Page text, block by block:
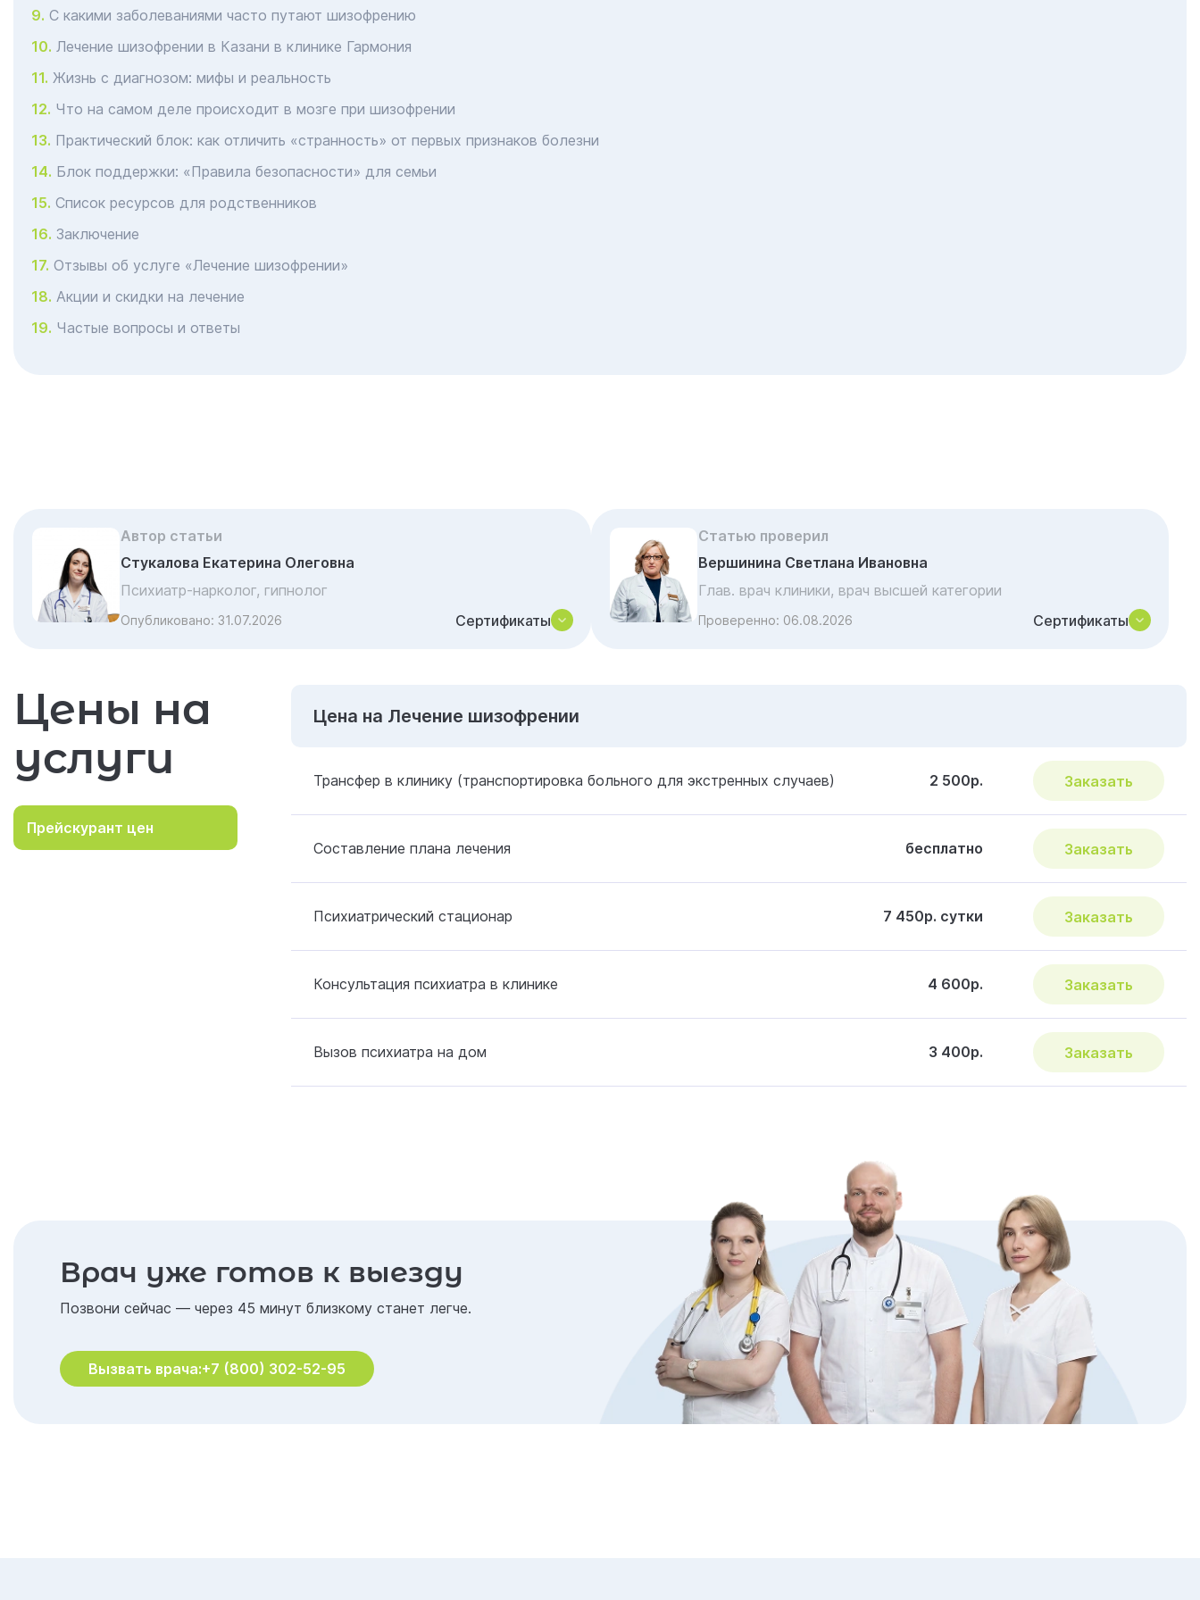
С какими заболеваниями часто путают шизофрению
Лечение шизофрении в Казани в клинике Гармония
Жизнь с диагнозом: мифы и реальность
Что на самом деле происходит в мозге при шизофрении
Практический блок: как отличить «странность» от первых признаков болезни
Блок поддержки: «Правила безопасности» для семьи
Список ресурсов для родственников
Заключение
Отзывы об услуге «Лечение шизофрении»
Акции и скидки на лечение
Частые вопросы и ответы
Автор статьи
Стукалова Екатерина Олеговна
Психиатр-нарколог, гипнолог
Опубликовано: 31.07.2026 Сертификаты
Статью проверил
Вершинина Светлана Ивановна
Глав. врач клиники, врач высшей категории
Проверенно: 06.08.2026 Сертификаты
Цены на
услуги
Прейскурант цен
Цена на Лечение шизофрении
Трансфер в клинику (транспортировка больного для экстренных случаев) 2 500р. Заказать
Составление плана лечения бесплатно Заказать
Психиатрический стационар 7 450р. сутки Заказать
Консультация психиатра в клинике 4 600р. Заказать
Вызов психиатра на дом 3 400р. Заказать
Врач уже готов к выезду
Позвони сейчас — через 45 минут близкому станет легче.
Вызвать врача:+7 (800) 302-52-95